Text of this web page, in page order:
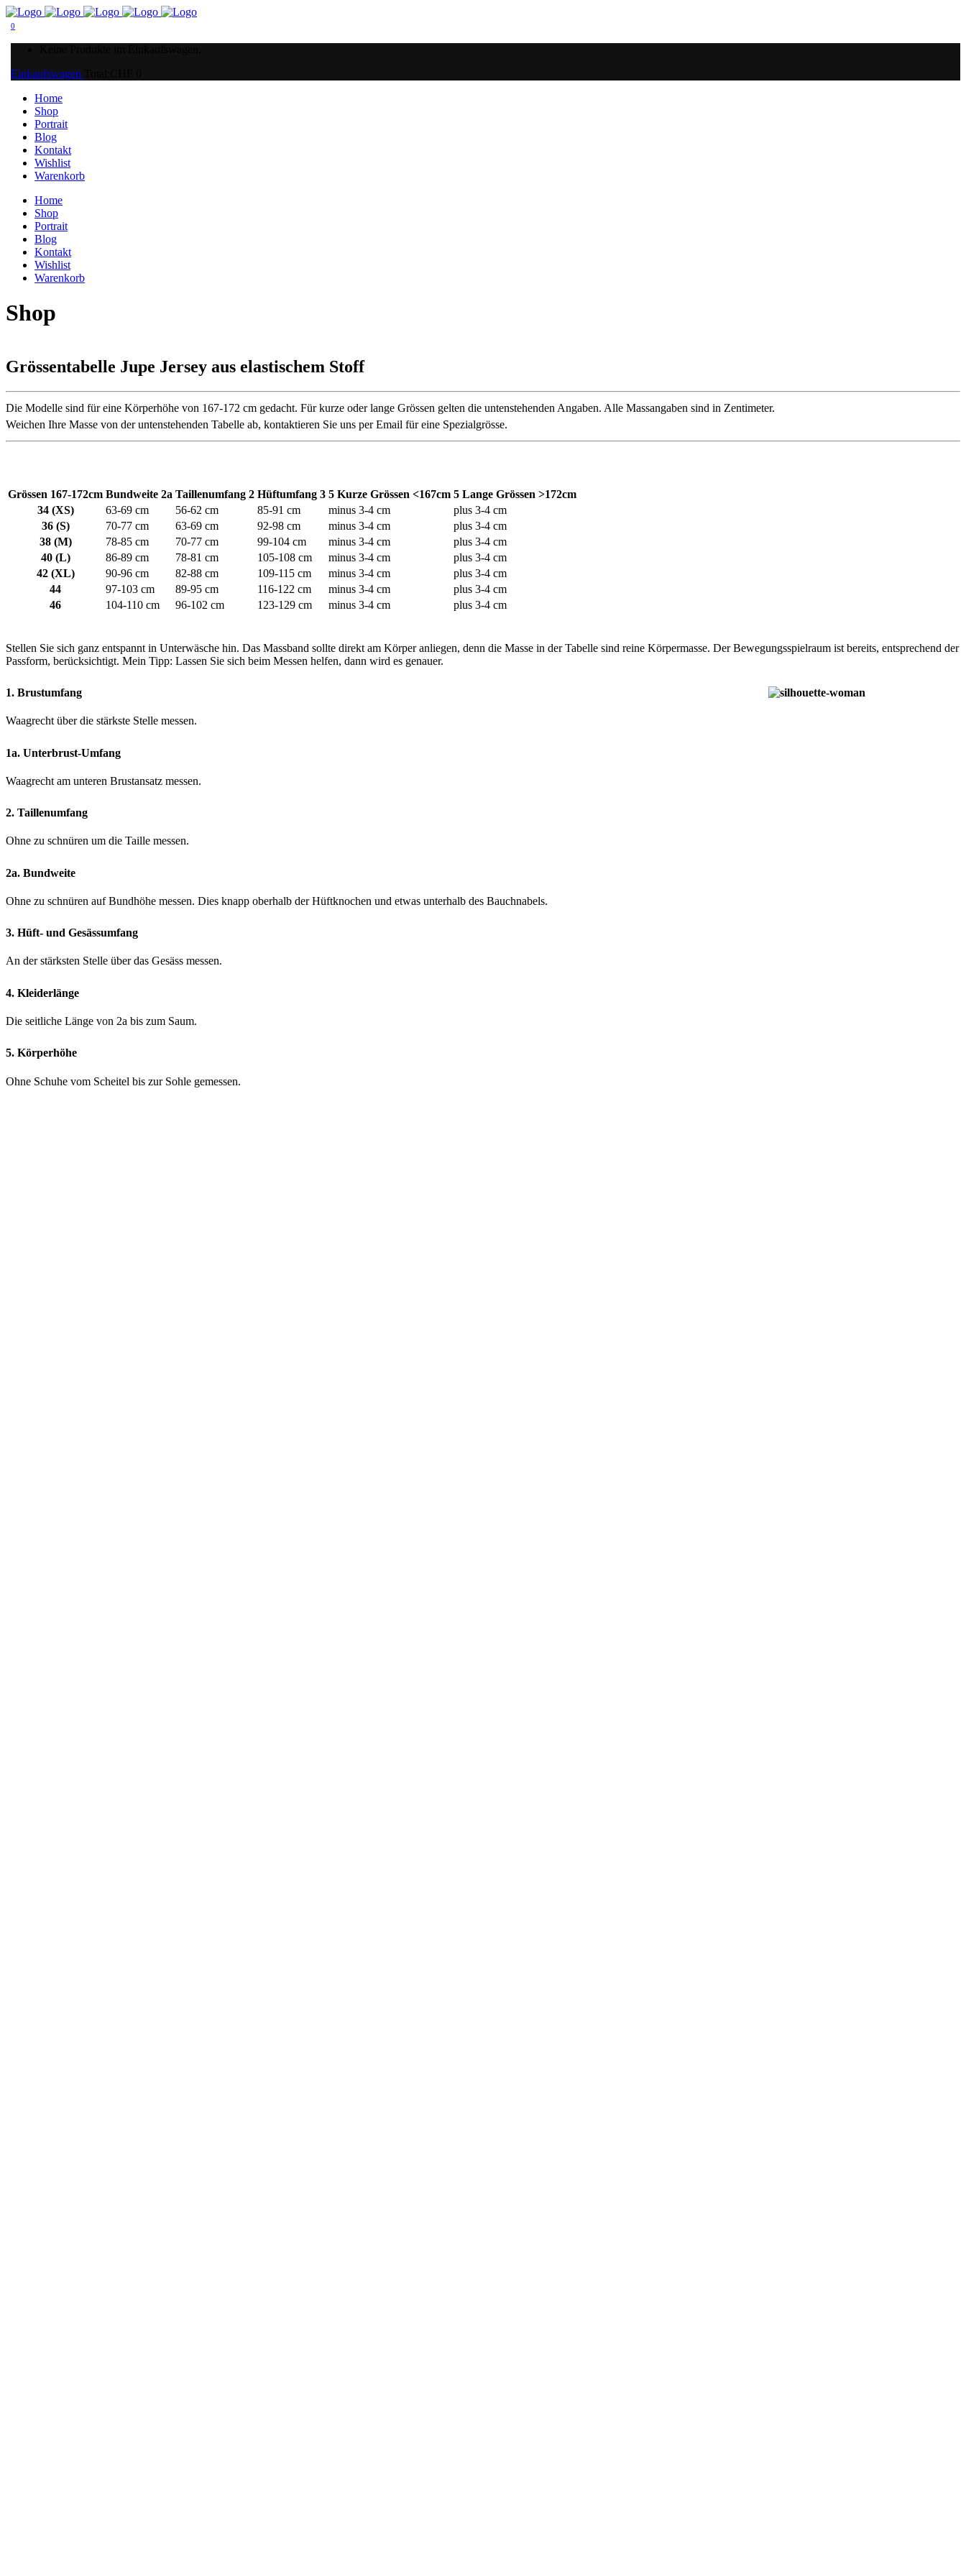
0
Einkaufswagen
Home
Shop
Portrait
Blog
Kontakt
Wishlist
Warenkorb
Home
Shop
Portrait
Blog
Kontakt
Wishlist
Warenkorb
Shop
Grössentabelle Jupe Jersey aus elastischem Stoff
Die Modelle sind für eine Körperhöhe von 167-172 cm gedacht. Für kurze oder lange Grössen gelten die untenstehenden Angaben. Alle Massangaben sind in Zentimeter.
Weichen Ihre Masse von der untenstehenden Tabelle ab, kontaktieren Sie uns per Email für eine Spezialgrösse.
Grössen 167-172cm Bundweite 2a Taillenumfang 2 Hüftumfang 3 5 Kurze Grössen <167cm 5 Lange Grössen >172cm
34 (XS)
63-69 cm 56-62 cm 85-91 cm minus 3-4 cm
plus 3-4 cm
36 (S)
70-77 cm 63-69 cm 92-98 cm minus 3-4 cm
plus 3-4 cm
38 (M)
78-85 cm 70-77 cm 99-104 cm minus 3-4 cm
plus 3-4 cm
40 (L)
86-89 cm 78-81 cm 105-108 cm minus 3-4 cm
plus 3-4 cm
42 (XL)
90-96 cm 82-88 cm 109-115 cm minus 3-4 cm
plus 3-4 cm
44
97-103 cm 89-95 cm 116-122 cm minus 3-4 cm
plus 3-4 cm
46
104-110 cm 96-102 cm 123-129 cm minus 3-4 cm plus 3-4 cm
Stellen Sie sich ganz entspannt in Unterwäsche hin. Das Massband sollte direkt am Körper anliegen, denn die Masse in der Tabelle sind reine Körpermasse. Der Bewegungsspielraum ist bereits, entsprechend der
Passform, berücksichtigt. Mein Tipp: Lassen Sie sich beim Messen helfen, dann wird es genauer.
1. Brustumfang
Waagrecht über die stärkste Stelle messen.
1a. Unterbrust-Umfang
Waagrecht am unteren Brustansatz messen.
2. Taillenumfang
Ohne zu schnüren um die Taille messen.
2a. Bundweite
Ohne zu schnüren auf Bundhöhe messen. Dies knapp oberhalb der Hüftknochen und etwas unterhalb des Bauchnabels.
3. Hüft- und Gesässumfang
An der stärksten Stelle über das Gesäss messen.
4. Kleiderlänge
Die seitliche Länge von 2a bis zum Saum.
5. Körperhöhe
Ohne Schuhe vom Scheitel bis zur Sohle gemessen.